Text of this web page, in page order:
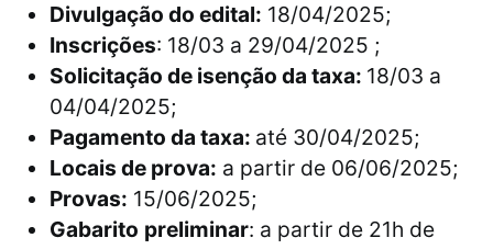
Divulgação do edital: 18/04/2025;
Inscrições: 18/03 a 29/04/2025 ;
Solicitação de isenção da taxa: 18/03 a
04/04/2025;
Pagamento da taxa: até 30/04/2025;
Locais de prova: a partir de 06/06/2025;
Provas: 15/06/2025;
Gabarito preliminar: a partir de 21h de